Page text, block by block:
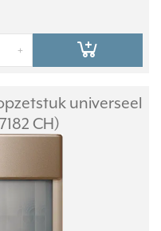
+
universeel
CH)